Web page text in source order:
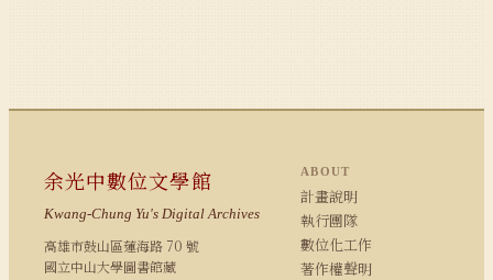
余光中數位文學館
Kwang-Chung Yu's Digital Archives
高雄市鼓山區蓮海路 70 號
國立中山大學圖書館藏
ABOUT
計畫說明
執行團隊
數位化工作
著作權聲明